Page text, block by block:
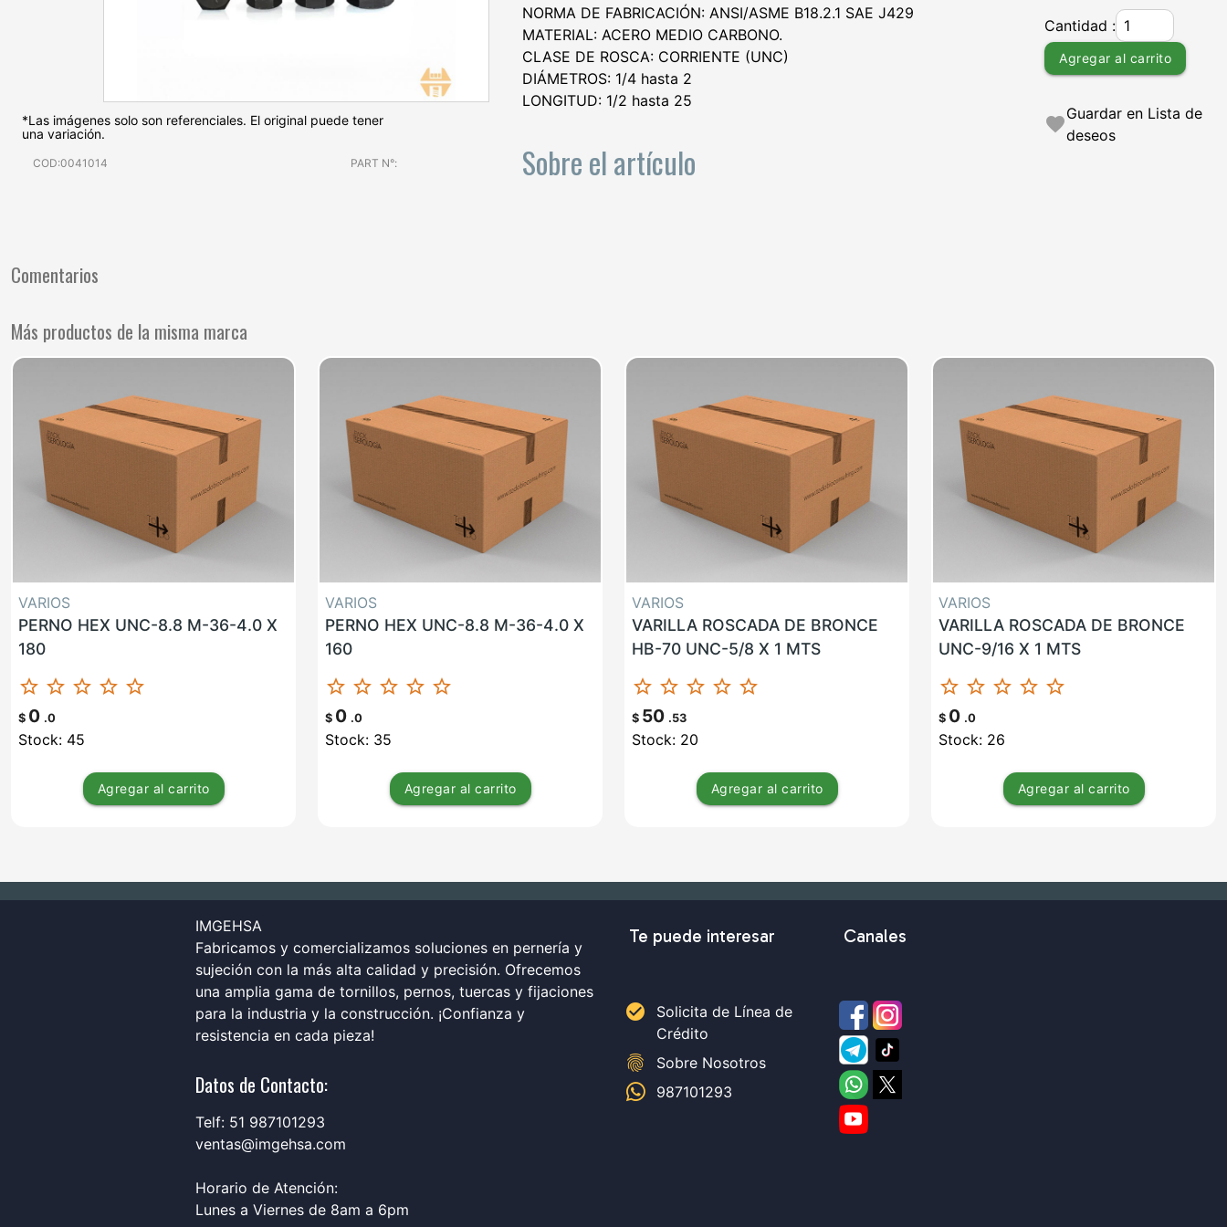
*Las imágenes solo son referenciales. El original puede tener
una variación.
COD:0041014 PART N°:
NORMA DE FABRICACIÓN: ANSI/ASME B18.2.1 SAE J429
MATERIAL: ACERO MEDIO CARBONO.
CLASE DE ROSCA: CORRIENTE (UNC)
DIÁMETROS: 1/4 hasta 2
LONGITUD: 1/2 hasta 25
Sobre el artículo
Cantidad :
Agregar al carrito
favoriteGuardar en Lista de
deseos
Comentarios
Más productos de la misma marca
VARIOS
PERNO HEX UNC-8.8 M-36-4.0 X
180
star_border star_border star_border star_border star_border
$ 0 .0
Stock: 45
Agregar al carrito
VARIOS
PERNO HEX UNC-8.8 M-36-4.0 X
160
star_border star_border star_border star_border star_border
$ 0 .0
Stock: 35
Agregar al carrito
VARIOS
VARILLA ROSCADA DE BRONCE
HB-70 UNC-5/8 X 1 MTS
star_border star_border star_border star_border star_border
$ 50 .53
Stock: 20
Agregar al carrito
VARIOS
VARILLA ROSCADA DE BRONCE
UNC-9/16 X 1 MTS
star_border star_border star_border star_border star_border
$ 0 .0
Stock: 26
Agregar al carrito
IMGEHSA
Fabricamos y comercializamos soluciones en pernería y
sujeción con la más alta calidad y precisión. Ofrecemos
una amplia gama de tornillos, pernos, tuercas y fijaciones
para la industria y la construcción. ¡Confianza y
resistencia en cada pieza!
Datos de Contacto:
Telf: 51 987101293
ventas@imgehsa.com
Horario de Atención:
Lunes a Viernes de 8am a 6pm
Te puede interesar
check_circle
Solicita de Línea de
Crédito
fingerprint
Sobre Nosotros
987101293
Canales